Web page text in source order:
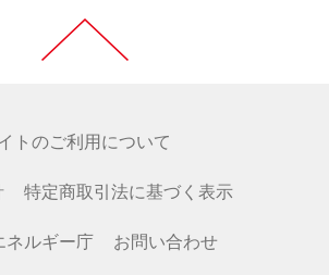
トのご利用について
特定商取引法に基づく表示
ネルギー庁 お問い合わせ